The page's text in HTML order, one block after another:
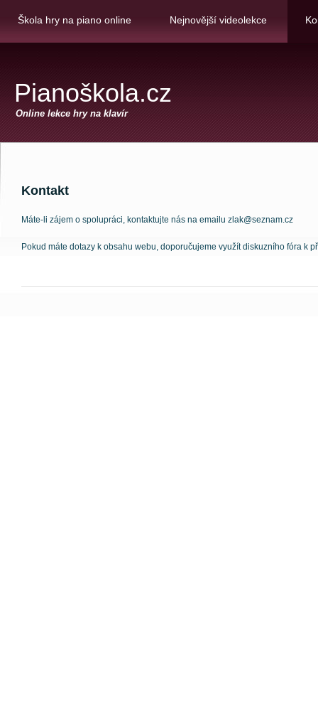
Škola hry na piano online Nejnovější videolekce
Pianoškola.cz
Online lekce hry na klavír
Kontakt
Máte-li zájem o spolupráci, kontaktujte nás na emailu zlak@seznam.cz
Pokud máte dotazy k obsahu webu, doporučujeme využít diskuzního fóra k